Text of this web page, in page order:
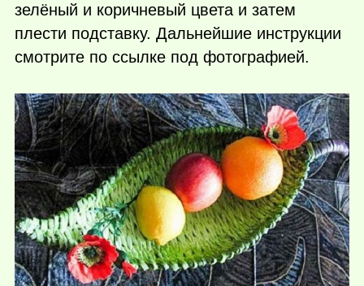
зелёный и коричневый цвета и затем
плести подставку. Дальнейшие инструкции
смотрите по ссылке под фотографией.